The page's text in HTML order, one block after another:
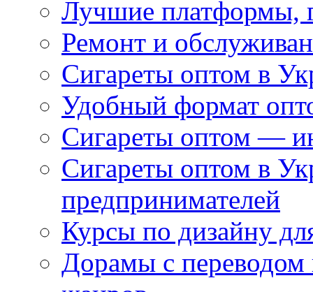
Лучшие платформы,
Ремонт и
Сигареты оптом в
Удобный формат
Сигареты оптом —
Сигареты оптом в
предпринимателей
Курсы по дизайну
Дорамы с переводом